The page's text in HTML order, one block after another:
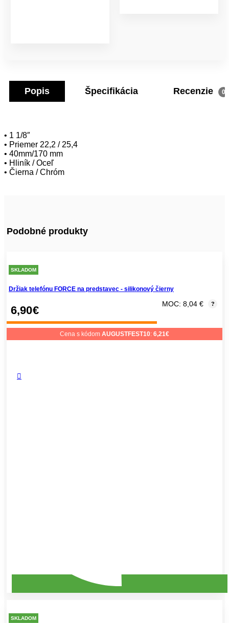
Popis Špecifikácia Recenzie 0
• 1 1/8″
• Priemer 22,2 / 25,4
• 40mm/170 mm
• Hliník / Oceľ
• Čierna / Chróm
Podobné produkty
SKLADOM
Držiak telefónu FORCE na predstavec - silikonový čierny
6,90€ MOC: 8,04 € ?
Cena s kódom AUGUSTFEST10: 6,21€
SKLADOM